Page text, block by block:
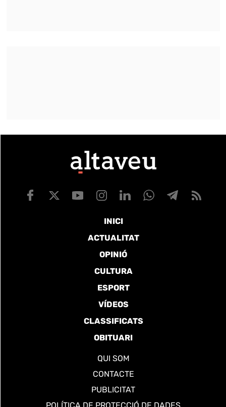
INICI
ACTUALITAT
OPINIÓ
CULTURA
ESPORT
VÍDEOS
CLASSIFICATS
OBITUARI
QUI SOM
CONTACTE
PUBLICITAT